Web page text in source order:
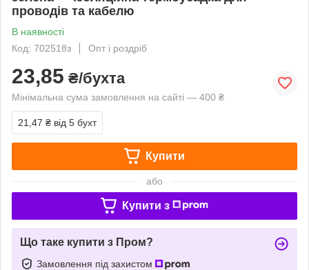
проводів та кабелю
В наявності
Код: 702518з
Опт і роздріб
23,85 ₴/бухта
Мінімальна сума замовлення на сайті — 400 ₴
21,47 ₴ від 5 бухт
Купити
або
Купити з
Що таке купити з Пром?
Замовлення під захистом